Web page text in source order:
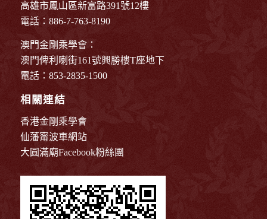
高雄市鳳山區新富路391號12樓
電話：886-7-763-8190
澳門金剛乘學會：
澳門俾利喇街161號興勝樓T座地下
電話：853-2835-1500
相關連結
香港金剛乘學會
仙藩甯波車網站
大圓滿廟Facebook粉絲團